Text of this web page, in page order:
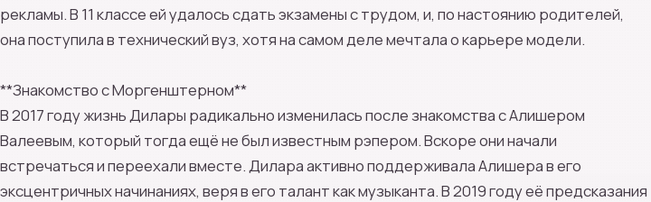
рекламы. В 11 классе ей удалось сдать экзамены с трудом, и, по настоянию родителей,
она поступила в технический вуз, хотя на самом деле мечтала о карьере модели.
**Знакомство с Моргенштерном**
В 2017 году жизнь Дилары радикально изменилась после знакомства с Алишером
Валеевым, который тогда ещё не был известным рэпером. Вскоре они начали
встречаться и переехали вместе. Дилара активно поддерживала Алишера в его
эксцентричных начинаниях, веря в его талант как музыканта. В 2019 году её предсказания